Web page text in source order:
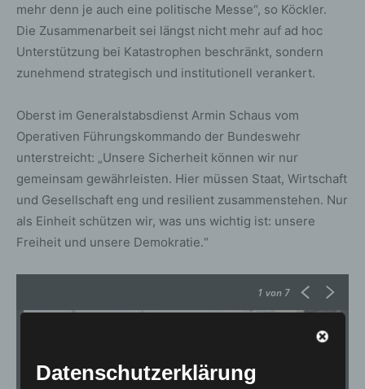
mehr denn je auch eine politische Messe“, so Köckler.
Die Zusammenarbeit sei längst nicht mehr auf ad hoc
Unterstützung bei Katastrophen beschränkt, sondern
zunehmend strategisch und institutionell verankert.
Oberst im Generalstabsdienst Armin Schaus vom
Operativen Führungskommando der Bundeswehr
unterstreicht: „Unsere Sicherheit können wir nur
gemeinsam gewährleisten. Hier müssen Staat, Wirtschaft
und Gesellschaft eng und resilient zusammenstehen. Nur
als Einheit schützen wir, was uns wichtig ist: unsere
Freiheit und unsere Demokratie.“
1 von 7
Datenschutzerklärung